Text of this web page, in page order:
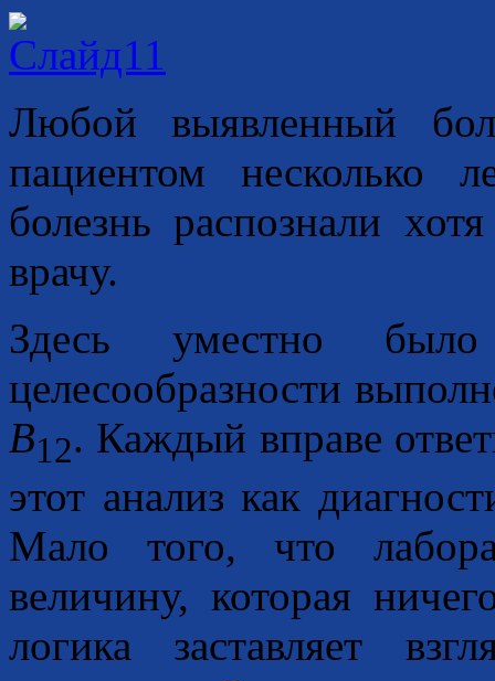
Любой выявленный
пациентом несколько
болезнь распознали
врачу.
Здесь уместно
целесообразности
B12. Каждый вправе
этот анализ как
Мало того, что
величину, которая
логика заставляет